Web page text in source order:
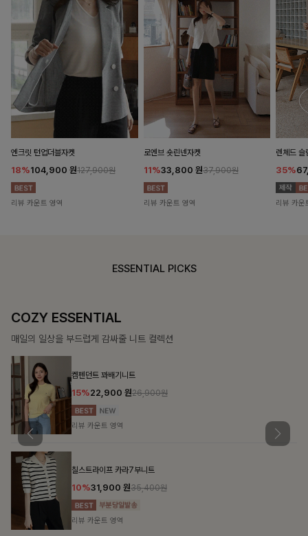
엔크릿 턴업더블자켓
18%104,900 원127,900원
리뷰 카운트 영역
로엔브 숏린넨자켓
11%33,800 원37,900원
리뷰 카운트 영역
렌체드
35%
리뷰 카운
ESSENTIAL PICKS
COZY ESSENTIAL
매일의 일상을 부드럽게 감싸줄 니트 컬렉션
켐펜던트 꽈배기니트
15%22,900 원26,900원
리뷰 카운트 영역
칠스트라이프 카라7부니트
10%31,900 원35,400원
리뷰 카운트 영역